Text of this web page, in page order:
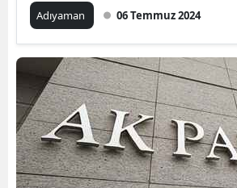
Adıyaman 06 Temmuz 2024